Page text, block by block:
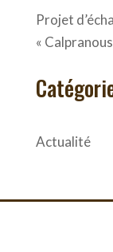
Projet
«
Actualité